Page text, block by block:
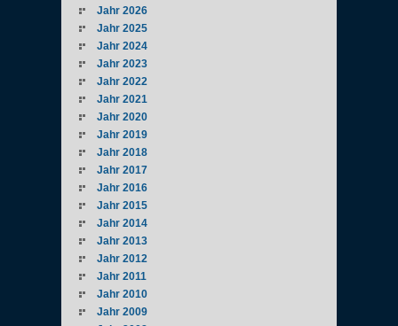
Jahr 2026
Jahr 2025
Jahr 2024
Jahr 2023
Jahr 2022
Jahr 2021
Jahr 2020
Jahr 2019
Jahr 2018
Jahr 2017
Jahr 2016
Jahr 2015
Jahr 2014
Jahr 2013
Jahr 2012
Jahr 2011
Jahr 2010
Jahr 2009